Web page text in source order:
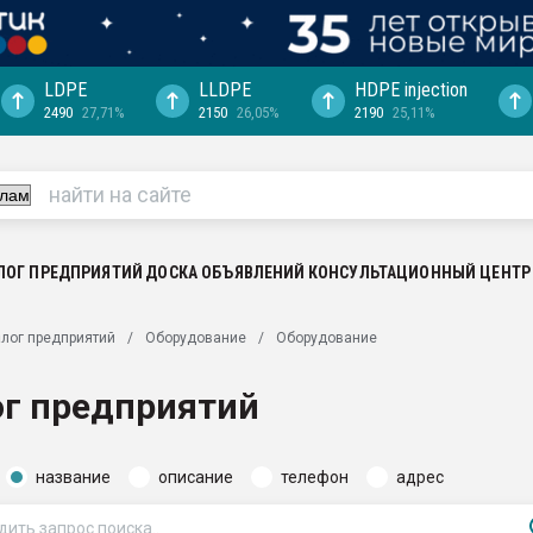
с.-в.
выходит на
LDPE
2490 27,71%
LLDPE
2150 26,05%
HDPE injection
2190 25,11%
ПРЕДПРИЯТИЙ ДОСКА ОБЪЯВЛЕНИЙ КОНСУЛЬТАЦИОННЫЙ ЦЕНТР
предприятий Оборудование Оборудование
предприятий
название описание телефон адрес